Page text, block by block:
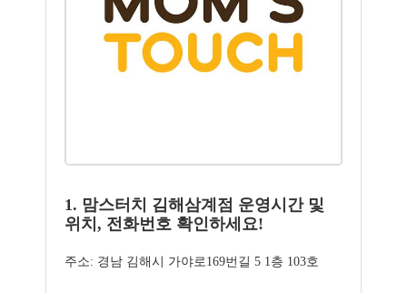
1. 맘스터치 김해삼계점 운영시간 및
위치, 전화번호 확인하세요!
주소: 경남 김해시 가야로169번길 5 1층 103호